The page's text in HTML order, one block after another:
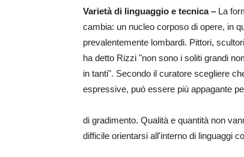
Varietà di linguaggio e tecnica – La
cambia: un nucleo corposo di opere, in
prevalentemente lombardi. Pittori,
ha detto Rizzi "non sono i soliti grandi
in tanti". Secondo il curatore scegliere
espressive, può essere più appagante
di gradimento. Qualità e quantità non
difficile orientarsi all'interno di linguaggi